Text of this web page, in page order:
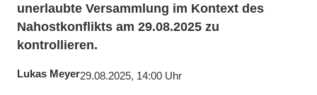
unerlaubte Versammlung im Kontext des
Nahostkonflikts am 29.08.2025 zu
kontrollieren.
Lukas Meyer29.08.2025, 14:00 Uhr